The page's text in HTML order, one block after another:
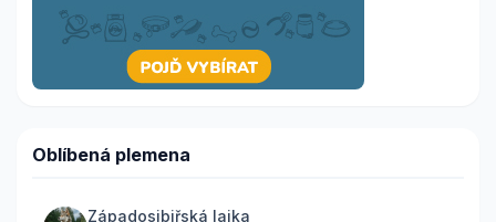
Oblíbená plemena
Západosibiřská lajka